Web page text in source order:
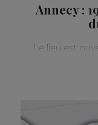
Annecy :
Le lieu est